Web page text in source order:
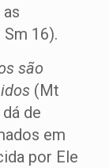
16).
são
(Mt
de
em
por Ele